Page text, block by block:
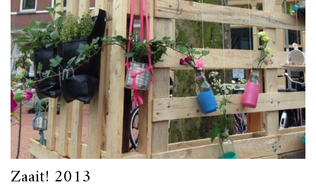
Zaait! 2013